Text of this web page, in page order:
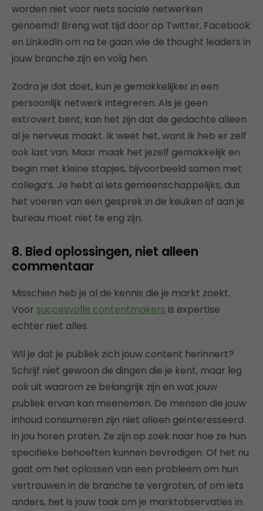
worden niet voor niets sociale netwerken
genoemd! Breng wat tijd door op Twitter, Facebook
en LinkedIn om na te gaan wie de thought leaders in
jouw branche zijn en volg hen.
Zodra je dat doet, kun je gemakkelijker in een
persoonlijk netwerk integreren. Als je geen
extrovert bent, kan het zijn dat de gedachte alleen
al je nerveus maakt. Ik weet het, want ik heb er zelf
ook last van. Maar maak het jezelf gemakkelijk en
begin met kleine stapjes, bijvoorbeeld samen met
collega’s. Je hebt al iets gemeenschappelijks, dus
het voeren van een gesprek in de keuken of aan je
bureau moet niet te eng zijn.
8. Bied oplossingen, niet alleen
commentaar
Misschien heb je al de kennis die je markt zoekt.
Voor succesvolle contentmakers is expertise
echter niet alles.
Wil je dat je publiek zich jouw content herinnert?
Schrijf niet gewoon de dingen die je kent, maar leg
ook uit waarom ze belangrijk zijn en wat jouw
publiek ervan kan meenemen. De mensen die jouw
inhoud consumeren zijn niet alleen geïnteresseerd
in jou horen praten. Ze zijn op zoek naar hoe ze hun
specifieke behoeften kunnen bevredigen. Of het nu
gaat om het oplossen van een probleem om hun
vertrouwen in de branche te vergroten, of om iets
anders, het is jouw taak om je marktobservaties in